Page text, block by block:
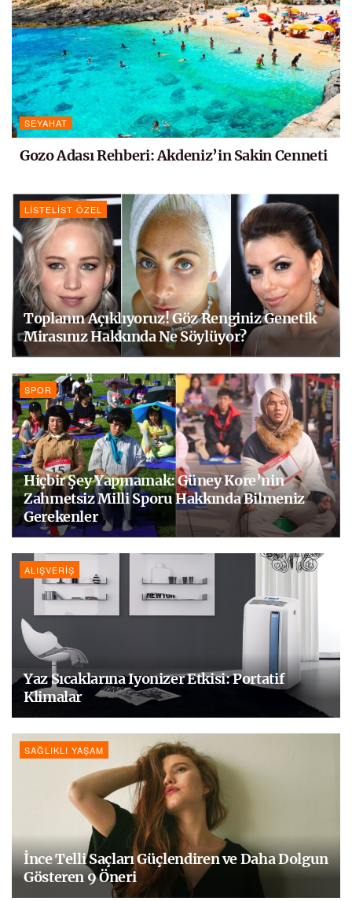
SEYAHAT
Gozo Adası Rehberi: Akdeniz’in Sakin Cenneti
LISTELIST ÖZEL
Toplanın Açıklıyoruz! Göz Renginiz Genetik
Mirasınız Hakkında Ne Söylüyor?
SPOR
Hiçbir Şey Yapmamak: Güney Kore’nin
Zahmetsiz Milli Sporu Hakkında Bilmeniz
Gerekenler
ALIŞVERIŞ
Yaz Sıcaklarına Iyonizer Etkisi: Portatif
Klimalar
SAĞLIKLI YAŞAM
İnce Telli Saçları Güçlendiren ve Daha Dolgun
Gösteren 9 Öneri